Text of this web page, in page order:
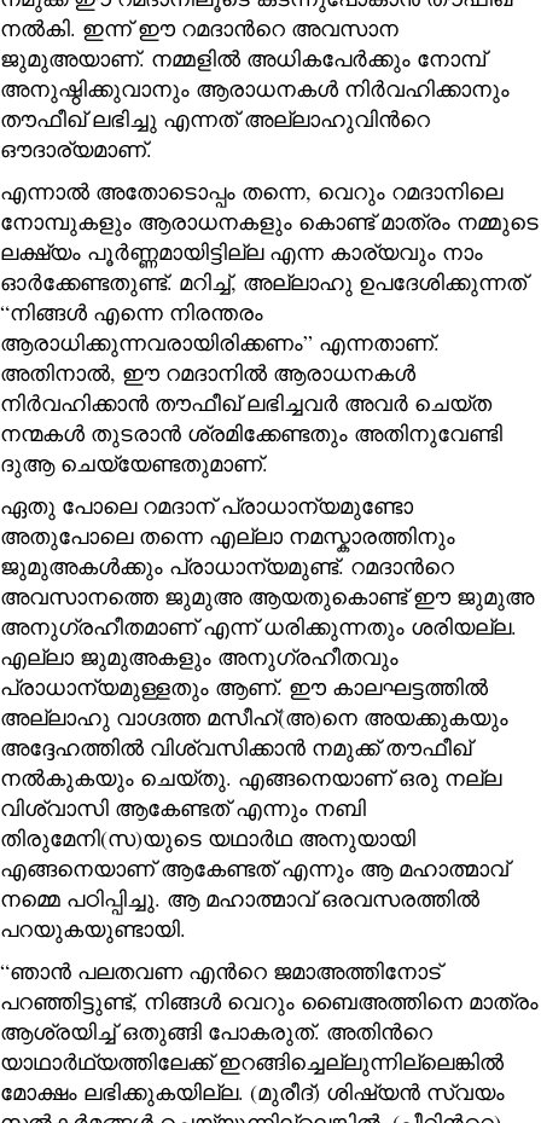
നൽകി. ഇന്ന് ഈ റമദാന്‍റെ അവസാന
ജുമുഅയാണ്. നമ്മളിൽ അധികപേർക്കും നോമ്പ്
അനുഷ്ഠിക്കുവാനും ആരാധനകൾ നിർവഹിക്കാനും
തൗഫീഖ് ലഭിച്ചു എന്നത് അല്ലാഹുവിന്‍റെ
ഔദാര്യമാണ്.
എന്നാൽ അതോടൊപ്പം തന്നെ, വെറും റമദാനിലെ
നോമ്പുകളും ആരാധനകളും കൊണ്ട് മാത്രം നമ്മുടെ
ലക്ഷ്യം പൂർണ്ണമായിട്ടില്ല എന്ന കാര്യവും നാം
ഓര്‍ക്കേണ്ടതുണ്ട്. മറിച്ച്, അല്ലാഹു ഉപദേശിക്കുന്നത്
“നിങ്ങൾ എന്നെ നിരന്തരം
ആരാധിക്കുന്നവരായിരിക്കണം” എന്നതാണ്.
അതിനാൽ, ഈ റമദാനിൽ ആരാധനകൾ
നിർവഹിക്കാൻ തൗഫീഖ് ലഭിച്ചവർ അവർ ചെയ്ത
നന്മകൾ തുടരാൻ ശ്രമിക്കേണ്ടതും അതിനുവേണ്ടി
ദുആ ചെയ്യേണ്ടതുമാണ്.
ഏതു പോലെ റമദാന് പ്രാധാന്യമുണ്ടോ
അതുപോലെ തന്നെ എല്ലാ നമസ്കാരത്തിനും
ജുമുഅകൾക്കും പ്രാധാന്യമുണ്ട്. റമദാന്‍റെ
അവസാനത്തെ ജുമുഅ ആയതുകൊണ്ട് ഈ ജുമുഅ
അനുഗ്രഹീതമാണ് എന്ന് ധരിക്കുന്നതും ശരിയല്ല.
എല്ലാ ജുമുഅകളും അനുഗ്രഹീതവും
പ്രാധാന്യമുള്ളതും ആണ്. ഈ കാലഘട്ടത്തിൽ
അല്ലാഹു വാഗ്ദത്ത മസീഹ്(അ)നെ അയക്കുകയും
അദ്ദേഹത്തിൽ വിശ്വസിക്കാൻ നമുക്ക് തൗഫീഖ്
നൽകുകയും ചെയ്തു. എങ്ങനെയാണ് ഒരു നല്ല
വിശ്വാസി ആകേണ്ടത് എന്നും നബി
തിരുമേനി(സ)യുടെ യഥാർഥ അനുയായി
എങ്ങനെയാണ് ആകേണ്ടത് എന്നും ആ മഹാത്മാവ്
നമ്മെ പഠിപ്പിച്ചു. ആ മഹാത്മാവ് ഒരവസരത്തിൽ
പറയുകയുണ്ടായി.
“ഞാൻ പലതവണ എന്‍റെ ജമാഅത്തിനോട്
പറഞ്ഞിട്ടുണ്ട്, നിങ്ങൾ വെറും ബൈഅത്തിനെ മാത്രം
ആശ്രയിച്ച് ഒതുങ്ങി പോകരുത്. അതിന്‍റെ
യാഥാർഥ്യത്തിലേക്ക് ഇറങ്ങിച്ചെല്ലുന്നില്ലെങ്കിൽ
മോക്ഷം ലഭിക്കുകയില്ല. (മുരീദ്) ശിഷ്യൻ സ്വയം